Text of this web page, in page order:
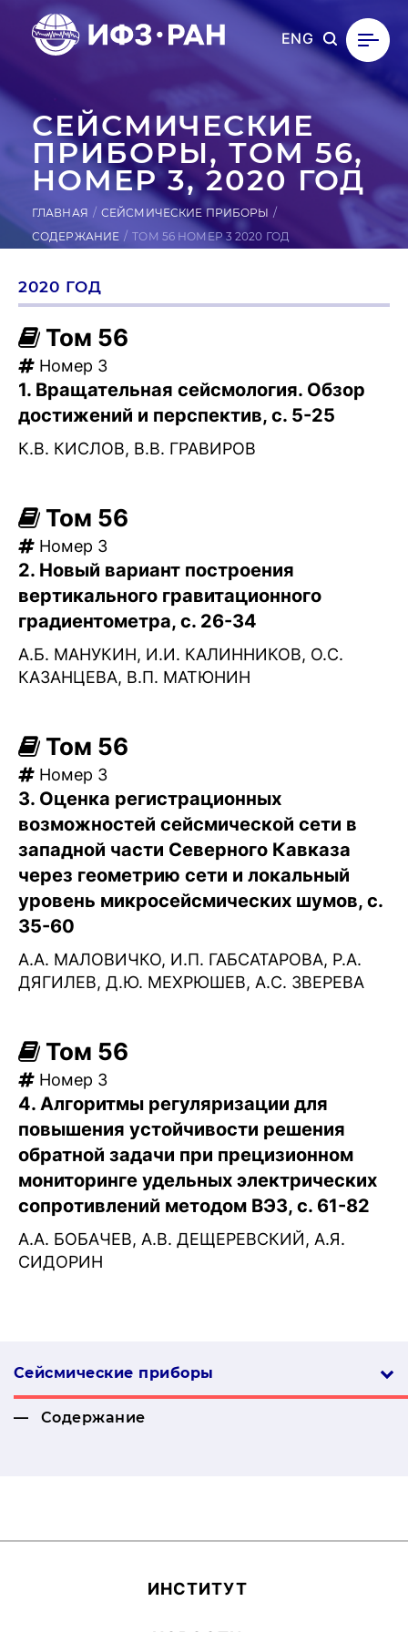
ENG
СЕЙ­СМИ­ЧЕС­КИЕ
ПРИ­БОРЫ, ТОМ 56,
НОМЕР 3, 2020 ГОД
ГЛАВНАЯ
СЕЙСМИЧЕСКИЕ ПРИБОРЫ
СОДЕРЖАНИЕ
ТОМ 56 НОМЕР 3 2020 ГОД
2020 ГОД
Том 56
Номер 3
1. Вращательная сейсмология. Обзор
достижений и перспектив, с. 5-25
К.В. КИСЛОВ, В.В. ГРАВИРОВ
Том 56
Номер 3
2. Новый вариант построения
вертикального гравитационного
градиентометра, с. 26-34
А.Б. МАНУКИН, И.И. КАЛИННИКОВ, О.С.
КАЗАНЦЕВА, В.П. МАТЮНИН
Том 56
Номер 3
3. Оценка регистрационных
возможностей сейсмической сети в
западной части Северного Кавказа
через геометрию сети и локальный
уровень микросейсмических шумов, с.
35-60
А.А. МАЛОВИЧКО, И.П. ГАБСАТАРОВА, Р.А.
ДЯГИЛЕВ, Д.Ю. МЕХРЮШЕВ, А.С. ЗВЕРЕВА
Том 56
Номер 3
4. Алгоритмы регуляризации для
повышения устойчивости решения
обратной задачи при прецизионном
мониторинге удельных электрических
сопротивлений методом ВЭЗ, с. 61-82
А.А. БОБАЧЕВ, А.В. ДЕЩЕРЕВСКИЙ, А.Я.
СИДОРИН
Сейсмические приборы
Содержание
ИН­СТИ­ТУТ